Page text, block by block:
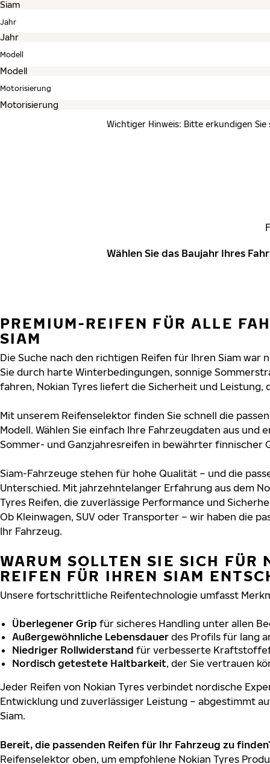
Jahr
Modell
Motorisierung
Wichtiger Hinweis: Bitte erkundigen
Wählen Sie das Baujahr Ihres
PREMIUM-REIFEN FÜR ALLE
SIAM
Die Suche nach den richtigen Reifen für Ihren Siam war
Sie durch harte Winterbedingungen, sonnige
fahren, Nokian Tyres liefert die Sicherheit und Leistung,
Mit unserem Reifenselektor finden Sie schnell die
Modell. Wählen Sie einfach Ihre Fahrzeugdaten aus und
Sommer- und Ganzjahresreifen in bewährter finnischer
Siam-Fahrzeuge stehen für hohe Qualität – und die
Unterschied. Mit jahrzehntelanger Erfahrung aus dem
Tyres Reifen, die zuverlässige Performance und
Ob Kleinwagen, SUV oder Transporter – wir haben die
Ihr Fahrzeug.
WARUM SOLLTEN SIE SICH FÜR
REIFEN FÜR IHREN SIAM
Unsere fortschrittliche Reifentechnologie umfasst
Überlegener Grip für sicheres Handling unter allen
Außergewöhnliche Lebensdauer des Profils für lang
Niedriger Rollwiderstand für verbesserte
Nordisch getestete Haltbarkeit, der Sie vertrauen
Jeder Reifen von Nokian Tyres verbindet nordische
Entwicklung und zuverlässiger Leistung – abgestimmt
Siam.
Bereit, die passenden Reifen für Ihr Fahrzeug zu
Reifenselektor oben, um empfohlene Nokian Tyres